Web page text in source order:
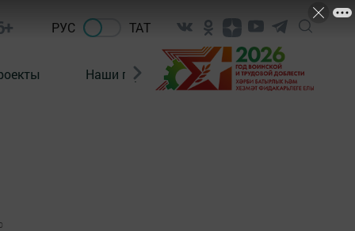
РУС ТАТ
Наши герои Нормативно-правовые